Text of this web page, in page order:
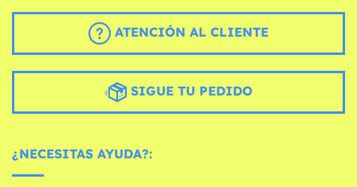
ATENCIÓN AL CLIENTE
SIGUE TU PEDIDO
¿NECESITAS AYUDA?: